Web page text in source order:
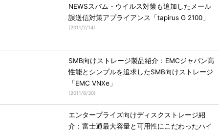
NEWSスパム・ウイルス対策も追加したメール
誤送信対策アプライアンス「tapirus G 2100」
(2011/7/14)
SMB向けストレージ製品紹介：EMCジャパン高
性能とシンプルを追求したSMB向けストレージ
「EMC VNXe」
(2011/6/30)
エンタープライズ向けディスクストレージ紹
介：富士通最大容量と可用性にこだわったハイ